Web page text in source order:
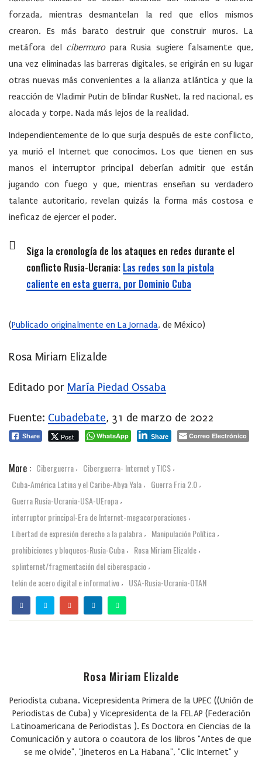
forzada, mientras desmantelan la red que ellos mismos
crearon. Es más barato destruir que construir muros. La
metáfora del cibermuropara Rusia sugiere falsamente que,
una vez eliminadas las barreras digitales, se erigirán en su lugar
otras nuevas más convenientes a la alianza atlántica y que la
reacción de Vladimir Putin de blindar RusNet, la red nacional, es
alocada y torpe. Nada más lejos de la realidad.
Independientemente de lo que surja después de este conflicto,
ya murió el Internet que conocimos. Los que tienen en sus
manos el interruptor principal deberían admitir que están
jugando con fuego y que, mientras enseñan su verdadero
talante autoritario, revelan quizás la forma más costosa e
ineficaz de ejercer el poder.
Siga la cronología de los ataques en redes durante el
conflicto Rusia-Ucrania: Las redes son la pistola
caliente en esta guerra, por Dominio Cuba
(Publicado originalmente en La Jornada, de México)
Rosa Miriam Elizalde
Editado por María Piedad Ossaba
Fuente: Cubadebate, 31 de marzo de 2022
Share Post WhatsApp Share Correo Electrónico
More : Ciberguerra , Ciberguerra- Internet y TICS ,
Cuba-América Latina y el Caribe-Abya Yala , Guerra Fria 2.0 ,
Guerra Rusia-Ucrania-USA-UEropa ,
interruptor principal-Era de Internet-megacorporaciones ,
Libertad de expresión derecho a la palabra , Manipulación Política ,
prohibiciones y bloqueos-Rusia-Cuba , Rosa Miriam Elizalde ,
splinternet/fragmentación del ciberespacio ,
telón de acero digital e informativo , USA-Rusia-Ucrania-OTAN
Rosa Miriam Elizalde
Periodista cubana. Vicepresidenta Primera de la UPEC ((Unión de
Periodistas de Cuba) y Vicepresidenta de la FELAP (Federación
Latinoamericana de Periodistas ). Es Doctora en Ciencias de la
Comunicación y autora o coautora de los libros "Antes de que
se me olvide", "Jineteros en La Habana", "Clic Internet" y